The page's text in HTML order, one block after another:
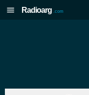
Radioarg .com